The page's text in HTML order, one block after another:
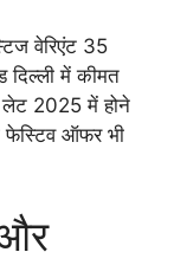
वेरिएंट 35
में कीमत
2025 में होने
ऑफर भी